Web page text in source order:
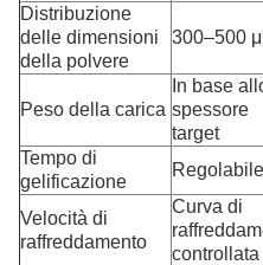
Distribuzione
delle dimensioni
della polvere
300–500
Peso della carica
In base
spessore
target
Tempo di
gelificazione
Regolabile
Velocità di
raffreddamento
Curva di
controllata